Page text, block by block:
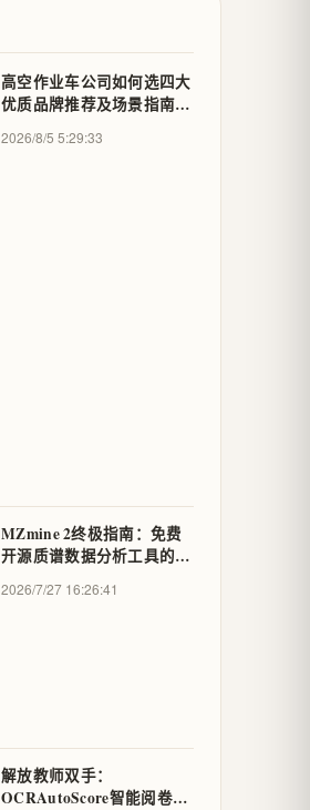
高空作业车公司如何选四大
优质品牌推荐及场景指南：
曲臂高空作业车、绝缘直臂
2026/8/5 5:29:33
MZmine 2终极指南：免费
开源质谱数据分析工具的快
2026/7/27 16:26:41
解放教师双手：
OCRAutoScore智能阅卷系